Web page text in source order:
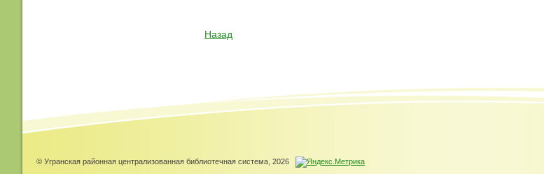
Назад
© Угранская районная централизованная библиотечная система, 2026